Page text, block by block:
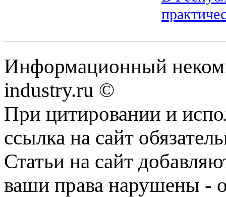
Информационный
industry.ru ©
При цитировании и
ссылка на сайт
Статьи на сайт
ваши права нарушены -